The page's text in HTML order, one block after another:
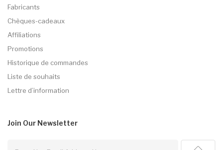
Fabricants
Chèques-cadeaux
Affiliations
Promotions
Historique de commandes
Liste de souhaits
Lettre d’information
Join Our Newsletter